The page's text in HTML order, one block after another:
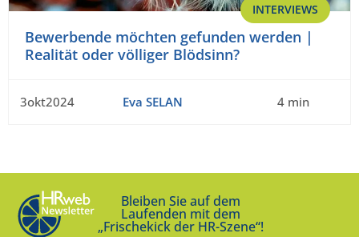
INTERVIEWS
Bewerbende möchten gefunden werden |
Realität oder völliger Blödsinn?
3okt2024 Eva SELAN 4 min
Bleiben Sie auf dem
Laufenden mit dem
„Frischekick der HR-Szene“!